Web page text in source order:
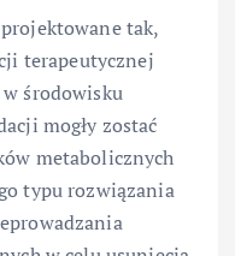
tak,
terapeutycznej
środowisku
mogły zostać
metabolicznych
typu rozwiązania